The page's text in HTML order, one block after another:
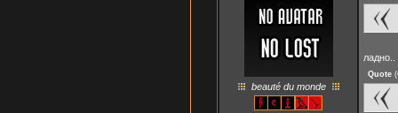
beauté du monde
Quote (